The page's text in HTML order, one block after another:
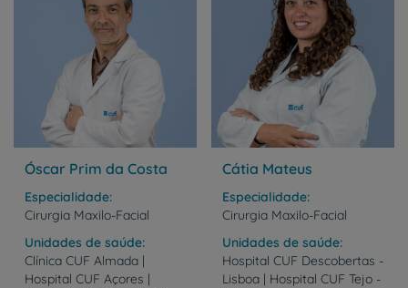
Óscar Prim da Costa
Especialidade
Cirurgia Maxilo-Facial
Unidades de saúde
Clínica CUF Almada |
Hospital CUF Açores |
Cátia Mateus
Especialidade
Cirurgia Maxilo-Facial
Unidades de saúde
Hospital CUF Descobertas -
Lisboa | Hospital CUF Tejo -